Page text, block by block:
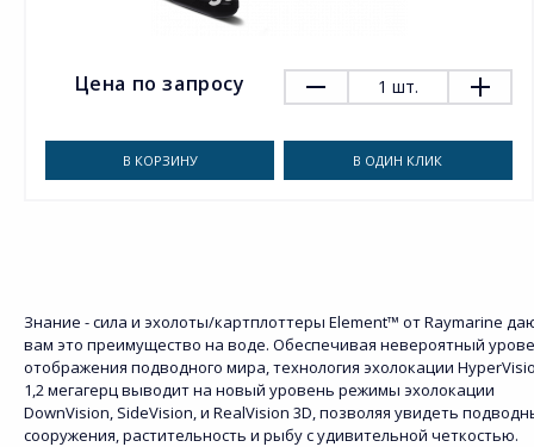
Цена по запросу 1 шт.
В КОРЗИНУ В ОДИН КЛИК
Знание - сила и эхолоты/картплоттеры Element™ от Raymarine
вам это преимущество на воде. Обеспечивая невероятный
отображения подводного мира, технология эхолокации
1,2 мегагерц выводит на новый уровень режимы эхолокации
DownVision, SideVision, и RealVision 3D, позволяя увидеть
сооружения, растительность и рыбу с удивительной четкостью.